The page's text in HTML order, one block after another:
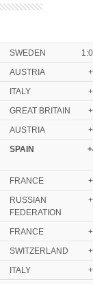
SWEDEN
AUSTRIA
ITALY
GREAT BRITAIN
AUSTRIA
SPAIN
FRANCE
RUSSIAN
FEDERATION
FRANCE
SWITZERLAND
ITALY